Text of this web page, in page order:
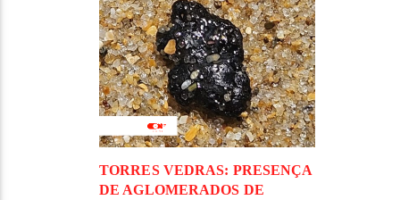
TORRES VEDRAS: PRESENÇA
DE AGLOMERADOS DE